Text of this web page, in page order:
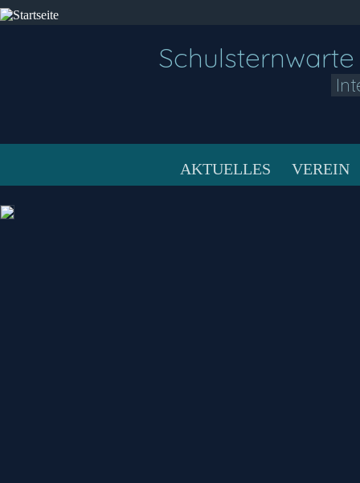
AKTUELLES VEREIN